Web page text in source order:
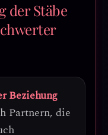
der Stäbe
Beziehung
Partnern, die